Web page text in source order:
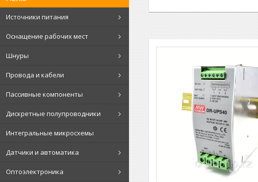
Источники питания
Оснащение рабочих мест
Шнуры
Провода и кабели
Пассивные компоненты
Дискретные полупроводники
Интегральные микросхемы
Датчики и автоматика
Оптоэлектроника